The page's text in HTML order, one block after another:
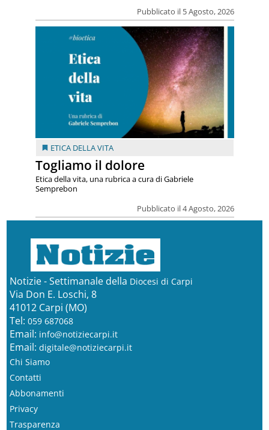
Pubblicato il 5 Agosto, 2026
ETICA DELLA VITA
Togliamo il dolore
Pubblicato il 4 Agosto, 2026
Etica della vita, una rubrica a cura di Gabriele
Semprebon
Notizie - Settimanale della Diocesi di Carpi
Via Don E. Loschi, 8
41012 Carpi (MO)
Tel: 059 687068
Email: info@notiziecarpi.it
Email: digitale@notiziecarpi.it
Chi Siamo
Contatti
Abbonamenti
Privacy
Trasparenza